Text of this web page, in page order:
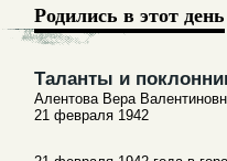
Родились в этот день
Таланты и
Алентова Вера
21 февраля 1942